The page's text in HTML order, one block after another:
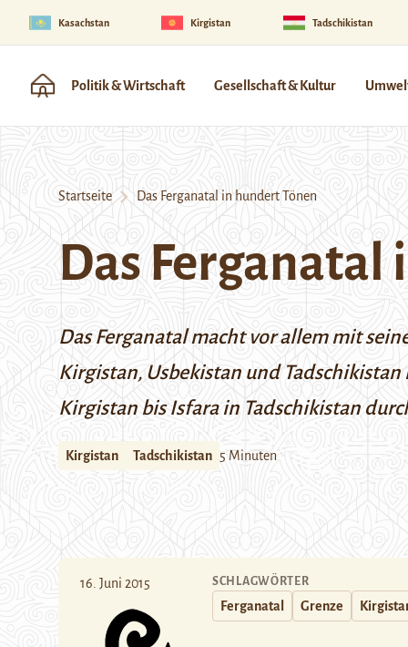
Kasachstan Kirgistan Tadschikistan
Politik & Wirtschaft Gesellschaft & Kultur
Startseite Das Ferganatal in hundert Tönen
Das Ferganatal
Das Ferganatal macht vor allem mit
Kirgistan, Usbekistan und Tadschikistan
Kirgistan bis Isfara in Tadschikistan
Kirgistan Tadschikistan 5 Minuten
16. Juni 2015 SCHLAGWÖRTER
Ferganatal Grenze